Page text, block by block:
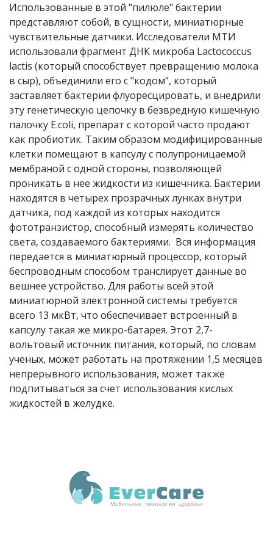
Использованные в этой "пилюле" бактерии
представляют собой, в сущности, миниатюрные
чувствительные датчики. Исследователи МТИ
использовали фрагмент ДНК микроба Lactococcus
lactis (который способствует превращению молока
в сыр), объединили его с "кодом", который
заставляет бактерии флуоресцировать, и внедрили
эту генетическую цепочку в безвредную кишечную
палочку E.coli, препарат с которой часто продают
как пробиотик. Таким образом модифицированные
клетки помещают в капсулу с полупроницаемой
мембраной с одной стороны, позволяющей
проникать в нее жидкости из кишечника. Бактерии
находятся в четырех прозрачных лунках внутри
датчика, под каждой из которых находится
фототранзистор, способный измерять количество
света, создаваемого бактериями. Вся информация
передается в миниатюрный процессор, который
беспроводным способом транслирует данные во
вешнее устройство. Для работы всей этой
миниатюрной электронной системы требуется
всего 13 мкВт, что обеспечивает встроенный в
капсулу такая же микро-батарея. Этот 2,7-
вольтовый источник питания, который, по словам
ученых, может работать на протяжении 1,5 месяцев
непрерывного использования, может также
подпитываться за счет использования кислых
жидкостей в желудке.